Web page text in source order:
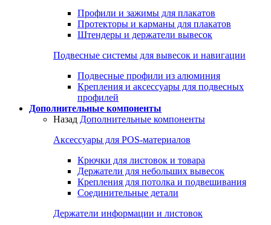
Профили и зажимы для плакатов
Протекторы и карманы для плакатов
Штендеры и держатели вывесок
Подвесные системы для вывесок и навигации
Подвесные профили из алюминия
Крепления и аксессуары для подвесных
профилей
Дополнительные компоненты
Назад Дополнительные компоненты
Аксессуары для POS-материалов
Крючки для листовок и товара
Держатели для небольших вывесок
Крепления для потолка и подвешивания
Соединительные детали
Держатели информации и листовок